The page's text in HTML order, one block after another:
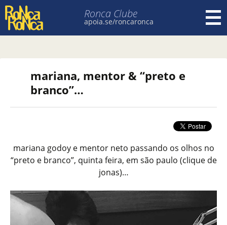
Ronca Clube
apoia.se/roncaronca
mariana, mentor & “preto e
branco”…
mariana godoy e mentor neto passando os olhos no
“preto e branco”, quinta feira, em são paulo (clique de
jonas)…